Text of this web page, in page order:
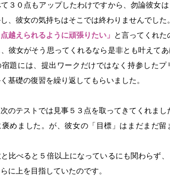
３０点もアップしたわけですから、勿論彼女
、彼女の気持ちはそこでは終わりませんでした。
点越えられるように頑張りたい」 と言ってくれた
彼女がそう思ってくれるなら是非とも叶えて
宿題には、提出ワークだけではなく持参したプ
基礎の復習を繰り返してもらいました。
のテストでは見事５３点を取ってきてくれまし
めました。が、彼女の「目標」はまだまだ留
比べると５倍以上になっているにも関わらず、
に上を目指していたのです。